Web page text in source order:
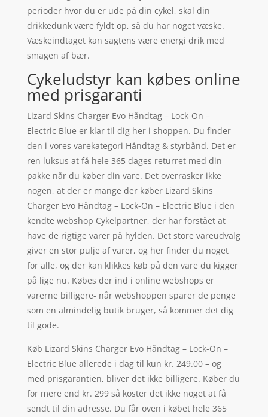
perioder hvor du er ude på din cykel, skal din
drikkedunk være fyldt op, så du har noget væske.
Væskeindtaget kan sagtens være energi drik med
smagen af bær.
Cykeludstyr kan købes online
med prisgaranti
Lizard Skins Charger Evo Håndtag – Lock-On –
Electric Blue er klar til dig her i shoppen. Du finder
den i vores varekategori Håndtag & styrbånd. Det er
ren luksus at få hele 365 dages returret med din
pakke når du køber din vare. Det overrasker ikke
nogen, at der er mange der køber Lizard Skins
Charger Evo Håndtag – Lock-On – Electric Blue i den
kendte webshop Cykelpartner, der har forstået at
have de rigtige varer på hylden. Det store vareudvalg
giver en stor pulje af varer, og her finder du noget
for alle, og der kan klikkes køb på den vare du kigger
på lige nu. Købes der ind i online webshops er
varerne billigere- når webshoppen sparer de penge
som en almindelig butik bruger, så kommer det dig
til gode.
Køb Lizard Skins Charger Evo Håndtag – Lock-On –
Electric Blue allerede i dag til kun kr. 249.00 – og
med prisgarantien, bliver det ikke billigere. Køber du
for mere end kr. 299 så koster det ikke noget at få
sendt til din adresse. Du får oven i købet hele 365